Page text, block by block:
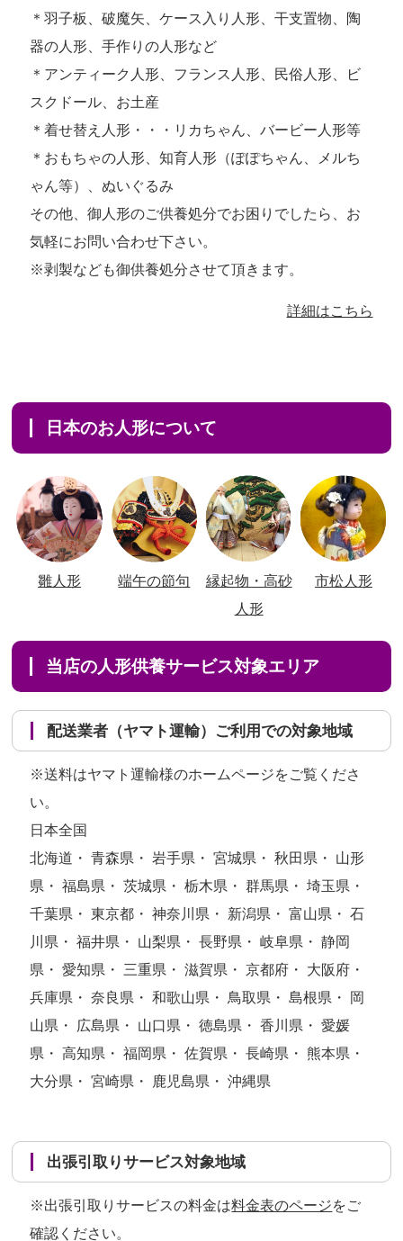
＊羽子板、破魔矢、ケース入り人形、干支置物、陶
器の人形、手作りの人形など
＊アンティーク人形、フランス人形、民俗人形、ビ
スクドール、お土産
＊着せ替え人形・・・リカちゃん、バービー人形等
＊おもちゃの人形、知育人形（ぽぽちゃん、メルち
ゃん等）、ぬいぐるみ
その他、御人形のご供養処分でお困りでしたら、お
気軽にお問い合わせ下さい。
※剥製なども御供養処分させて頂きます。
詳細はこちら
日本のお人形について
雛人形 端午の節句
縁起物・高砂
人形
市松人形
当店の人形供養サービス対象エリア
配送業者（ヤマト運輸）ご利用での対象地域
※送料はヤマト運輸様のホームページをご覧くださ
い。
日本全国
北海道・ 青森県・ 岩手県・ 宮城県・ 秋田県・ 山形
県・ 福島県・ 茨城県・ 栃木県・ 群馬県・ 埼玉県・
千葉県・ 東京都・ 神奈川県・ 新潟県・ 富山県・ 石
川県・ 福井県・ 山梨県・ 長野県・ 岐阜県・ 静岡
県・ 愛知県・ 三重県・ 滋賀県・ 京都府・ 大阪府・
兵庫県・ 奈良県・ 和歌山県・ 鳥取県・ 島根県・ 岡
山県・ 広島県・ 山口県・ 徳島県・ 香川県・ 愛媛
県・ 高知県・ 福岡県・ 佐賀県・ 長崎県・ 熊本県・
大分県・ 宮崎県・ 鹿児島県・ 沖縄県
出張引取りサービス対象地域
※出張引取りサービスの料金は料金表のページをご
確認ください。